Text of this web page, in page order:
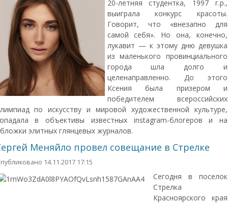
20-летняя студентка, 1997 г.р.,
выиграла конкурс красоты.
Говорит, что «внезапно для
самой себя». Но она, конечно,
лукавит — к этому дню девушка
из маленького провинциального
города шла долго и
целенаправленно. До этого
Ксения была призером и
победителем всероссийских
по искусству и мировой художественной культуре,
в объективы известных instagram-блогеров и на
элитных глянцевых журналов.
Меняйло провел совещание в Стрелке
14.11.2017 17:15
Сегодня в поселок
Стрелка
Красноярского края